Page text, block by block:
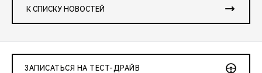
К СПИСКУ НОВОСТЕЙ
ЗАПИСАТЬСЯ НА ТЕСТ-ДРАЙВ